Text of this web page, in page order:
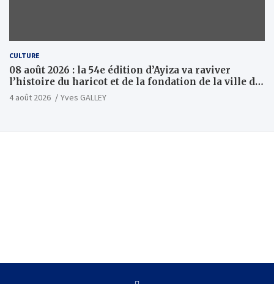
CULTURE
08 août 2026 : la 54e édition d’Ayiza va raviver
l’histoire du haricot et de la fondation de la ville de
Tsévié
4 août 2026 Yves GALLEY